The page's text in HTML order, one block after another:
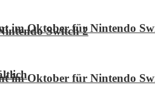
im Oktober für Nintendo
Switch 2
im Oktober für Nintendo